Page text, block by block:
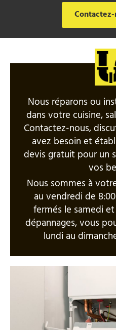
Nous réparons ou
dans votre cuisine,
Contactez-nous,
avez besoin et
devis gratuit pour un
vos
Nous sommes à
au vendredi de
fermés le samedi
dépannages, vous
lundi au